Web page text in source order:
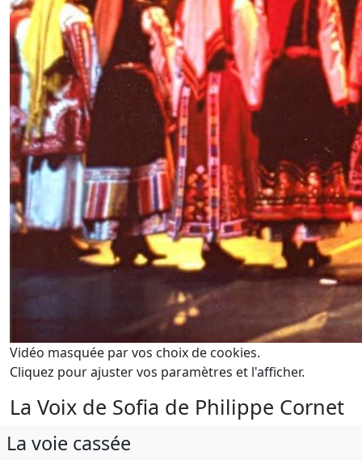
Vidéo masquée par vos choix de cookies.
Cliquez pour ajuster vos paramètres et l'afficher.
La Voix de Sofia de Philippe Cornet
La voie cassée